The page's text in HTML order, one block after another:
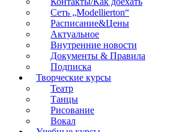
Сеть „Modellierton“
Расписание&Цены
Актуальное
Внутренние новости
Документы & Правила
Подписка
Творческие курсы
Театр
Танцы
Рисование
Вокал